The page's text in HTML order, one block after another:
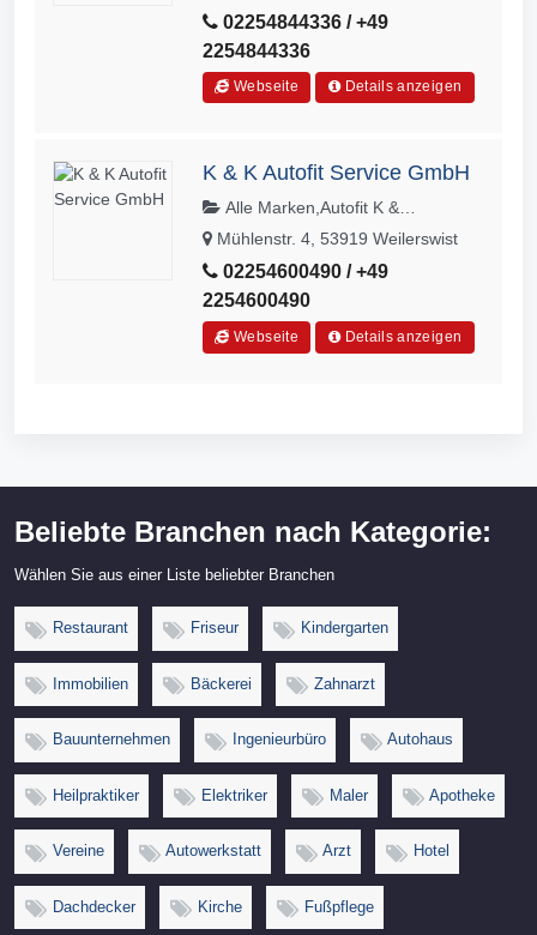
Sevicepartner,Unfallschadenbeseitigu
ng
02254844336 / +49
2254844336
Webseite Details anzeigen
K & K Autofit Service GmbH
Alle Marken,Autofit K &
K,Autoreparaturen,EU
Fahrzeuge,Finanzierungen,HUA,Hau
ptuntersuchung,Hyundai,Inspektion,K
FZ Werkstatt,Kfz-Meister-
Fachbetrieb,Neuwagen,Reifenservice
s,Renault,Reparaturen aller
Mühlenstr. 4, 53919 Weilerswist
02254600490 / +49
2254600490
Webseite Details anzeigen
Beliebte Branchen nach Kategorie:
Wählen Sie aus einer Liste beliebter Branchen
Restaurant Friseur Kindergarten
Immobilien Bäckerei Zahnarzt
Bauunternehmen Ingenieurbüro Autohaus
Heilpraktiker Elektriker Maler Apotheke
Vereine Autowerkstatt Arzt Hotel
Dachdecker Kirche Fußpflege